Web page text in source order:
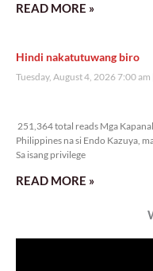
READ MORE »
Hindi nakatutuwang biro
Tuesday, August 4, 2026 7:00 am
251,364 total reads Mga
Philippines na si Endo Kazuya,
Sa isang privilege
READ MORE »